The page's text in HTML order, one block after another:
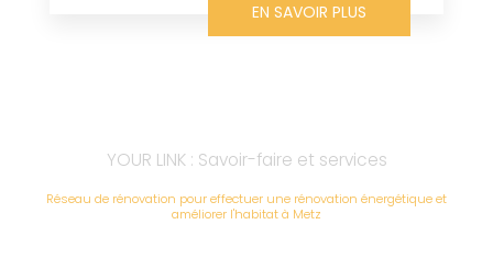
EN SAVOIR PLUS
YOUR LINK : Savoir-faire et services
Réseau de rénovation pour effectuer une rénovation énergétique et
améliorer l'habitat à Metz